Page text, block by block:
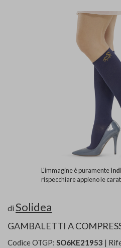
L'immagine è puramente
rispecchiare appieno le
di Solidea
GAMBALETTI A
Codice OTGP: SO6KE21953 |